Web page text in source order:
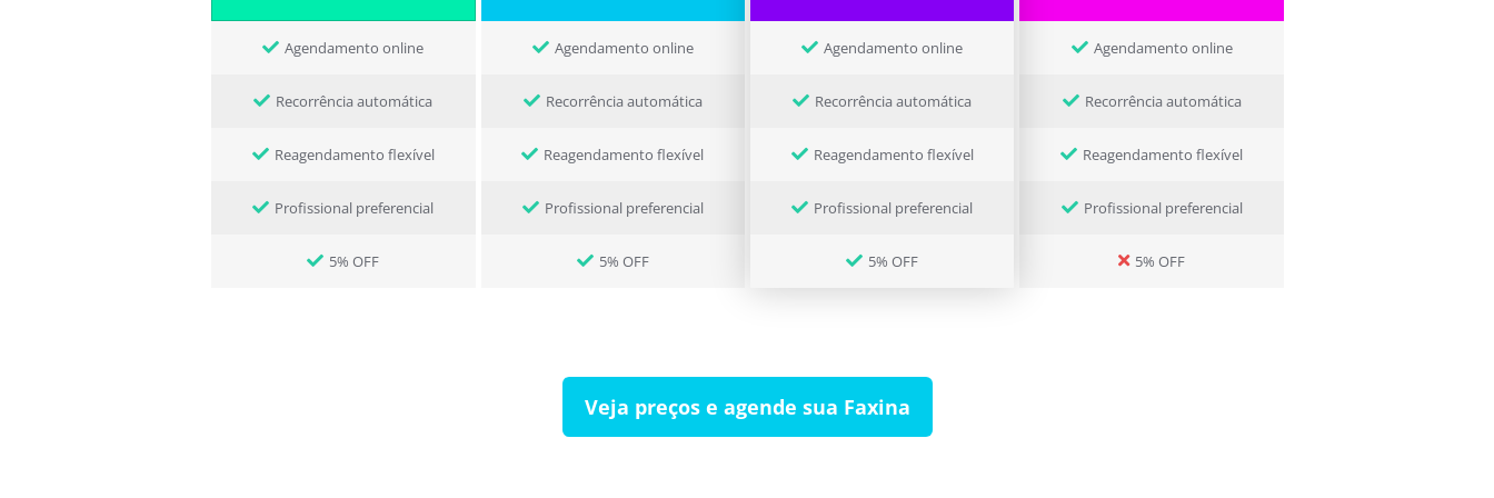
Agendamento online
Recorrência automática
Reagendamento flexível
Profissional preferencial
5% OFF
Agendamento online
Recorrência automática
Reagendamento flexível
Profissional preferencial
5% OFF
Agendamento online
Recorrência automática
Reagendamento flexível
Profissional preferencial
5% OFF
Agendamento online
Recorrência automática
Reagendamento flexível
Profissional preferencial
5% OFF
Veja preços e agende sua Faxina